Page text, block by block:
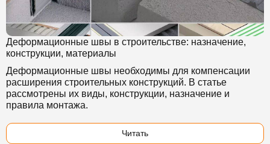
Деформационные швы в строительстве: назначение,
конструкции, материалы
Деформационные швы необходимы для компенсации
расширения строительных конструкций. В статье
рассмотрены их виды, конструкции, назначение и
правила монтажа.
Читать